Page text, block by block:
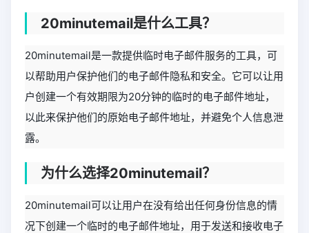
20minutemail是什么工具？
20minutemail是一款提供临时电子邮件服务的工具，可
以帮助用户保护他们的电子邮件隐私和安全。它可以让用
户创建一个有效期限为20分钟的临时的电子邮件地址，
以此来保护他们的原始电子邮件地址，并避免个人信息泄
露。
为什么选择20minutemail？
20minutemail可以让用户在没有给出任何身份信息的情
况下创建一个临时的电子邮件地址，用于发送和接收电子